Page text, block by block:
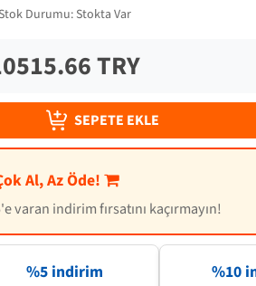
Stok Durumu: Stokta Var
TRY
SEPETE EKLE
Al, Az Öde!
varan indirim fırsatını kaçırmayın!
%5 indirim %10